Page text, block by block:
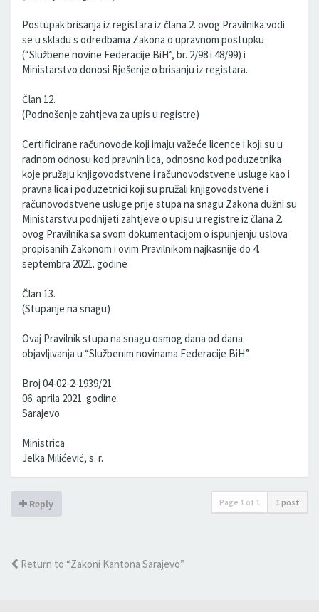
Postupak brisanja iz registara iz člana 2. ovog Pravilnika vodi
se u skladu s odredbama Zakona o upravnom postupku
(“Službene novine Federacije BiH”, br. 2/98 i 48/99) i
Ministarstvo donosi Rješenje o brisanju iz registara.
Član 12.
(Podnošenje zahtjeva za upis u registre)
Certificirane računovođe koji imaju važeće licence i koji su u
radnom odnosu kod pravnih lica, odnosno kod poduzetnika
koje pružaju knjigovodstvene i računovodstvene usluge kao i
pravna lica i poduzetnici koji su pružali knjigovodstvene i
računovodstvene usluge prije stupa na snagu Zakona dužni su
Ministarstvu podnijeti zahtjeve o upisu u registre iz člana 2.
ovog Pravilnika sa svom dokumentacijom o ispunjenju uslova
propisanih Zakonom i ovim Pravilnikom najkasnije do 4.
septembra 2021. godine
Član 13.
(Stupanje na snagu)
Ovaj Pravilnik stupa na snagu osmog dana od dana
objavljivanja u “Službenim novinama Federacije BiH”.
Broj 04-02-2-1939/21
06. aprila 2021. godine
Sarajevo
Ministrica
Jelka Milićević, s. r.
Reply Page 1 of 1 1 post
Return to “Zakoni Kantona Sarajevo”